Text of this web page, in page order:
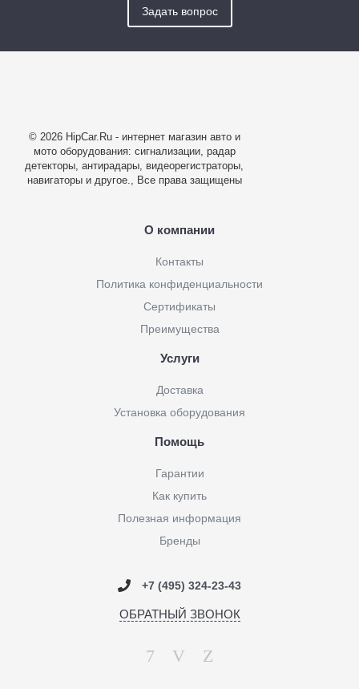
Задать вопрос
© 2026 HipCar.Ru - интернет магазин авто и
мото оборудования: сигнализации, радар
детекторы, антирадары, видеорегистраторы,
навигаторы и другое., Все права защищены
О компании
Контакты
Политика конфиденциальности
Сертификаты
Преимущества
Услуги
Доставка
Установка оборудования
Помощь
Гарантии
Как купить
Полезная информация
Бренды
+7 (495) 324-23-43
ОБРАТНЫЙ ЗВОНОК